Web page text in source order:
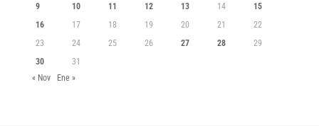
9
10 11 12 13 14
15
16
17 18 19 20 21
22
23
24 25 26 27 28
29
30
31
« Nov
Ene »